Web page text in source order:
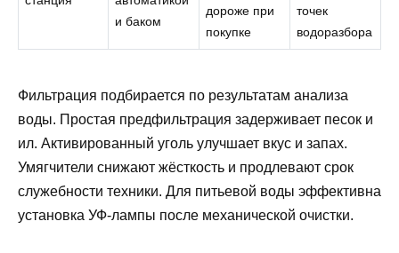
и баком
дороже при
покупке
точек
водоразбора
Фильтрация подбирается по результатам анализа
воды. Простая предфильтрация задерживает песок и
ил. Активированный уголь улучшает вкус и запах.
Умягчители снижают жёсткость и продлевают срок
служебности техники. Для питьевой воды эффективна
установка УФ-лампы после механической очистки.